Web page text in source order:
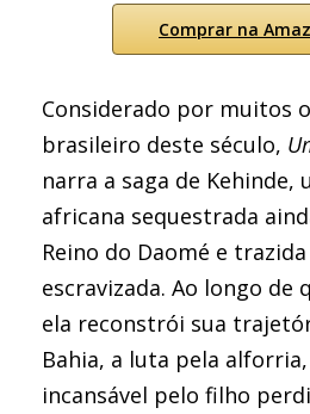
Comprar na
Considerado por muitos
brasileiro deste século,
narra a saga de Kehinde,
africana sequestrada
Reino do Daomé e
escravizada. Ao longo de
ela reconstrói sua
Bahia, a luta pela
incansável pelo filho